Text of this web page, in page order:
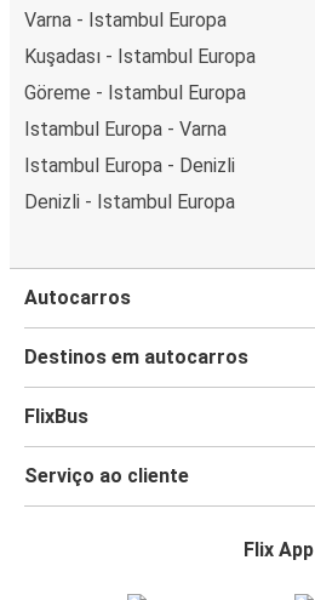
Varna - Istambul Europa
Kuşadası - Istambul Europa
Göreme - Istambul Europa
Istambul Europa - Varna
Istambul Europa - Denizli
Denizli - Istambul Europa
Autocarros
Destinos em autocarros
FlixBus
Serviço ao cliente
Flix App